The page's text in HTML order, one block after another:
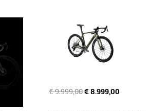
€ 9.999,00€ 8.999,00